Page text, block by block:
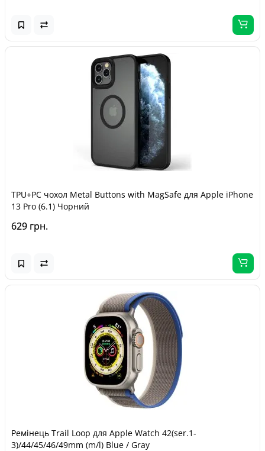
TPU+PC чохол Metal Buttons with MagSafe для Apple iPhone
13 Pro (6.1) Чорний
629 грн.
Ремінець Trail Loop для Apple Watch 42(ser.1-
3)/44/45/46/49mm (m/l) Blue / Gray